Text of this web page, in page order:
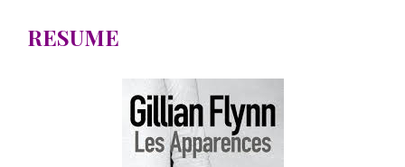
de
Gillian
Flynn
RESUME